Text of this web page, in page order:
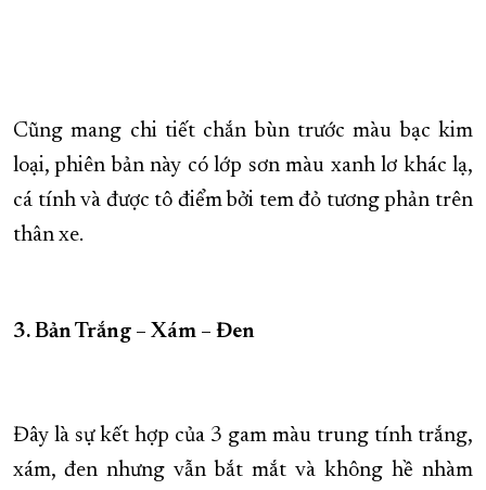
Cũng mang chi tiết chắn bùn trước màu bạc kim
loại, phiên bản này có lớp sơn màu xanh lơ khác lạ,
cá tính và được tô điểm bởi tem đỏ tương phản trên
thân xe.
3. Bản Trắng – Xám – Đen
Đây là sự kết hợp của 3 gam màu trung tính trắng,
xám, đen nhưng vẫn bắt mắt và không hề nhàm